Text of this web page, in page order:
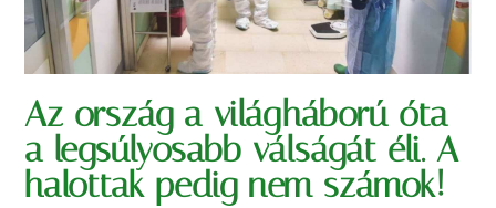
Az ország a világháború óta
a legsúlyosabb válságát éli. A
halottak pedig nem számok!